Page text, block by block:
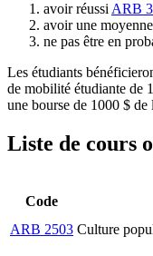
avoir réussi ARB
avoir une
ne pas être en
Les étudiants
de mobilité étudiante de
une bourse de 1000 $ de
Liste de cours
Code
ARB 2503 Culture